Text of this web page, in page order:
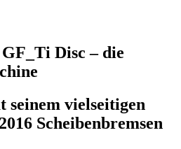
Disc – die
seinem vielseitigen
Scheibenbremsen